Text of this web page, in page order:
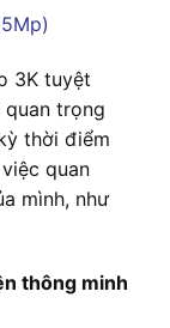
3K tuyệt
trọng
thời điểm
quan
mình, như
thông minh